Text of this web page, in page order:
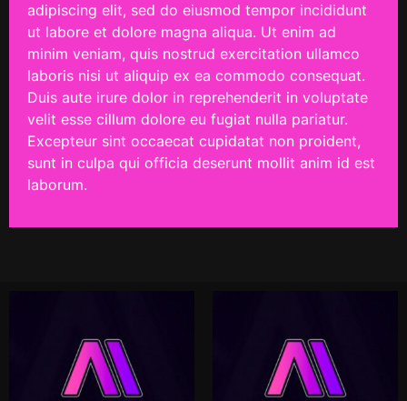
adipiscing elit, sed do eiusmod tempor incididunt
ut labore et dolore magna aliqua. Ut enim ad
minim veniam, quis nostrud exercitation ullamco
laboris nisi ut aliquip ex ea commodo consequat.
Duis aute irure dolor in reprehenderit in voluptate
velit esse cillum dolore eu fugiat nulla pariatur.
Excepteur sint occaecat cupidatat non proident,
sunt in culpa qui officia deserunt mollit anim id est
laborum.